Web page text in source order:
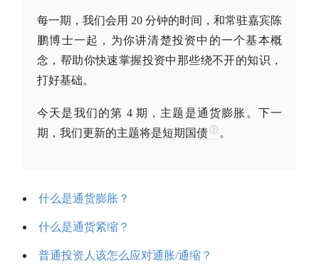
每一期，我们会用 20 分钟的时间，和常驻嘉宾陈
鹏博士一起，为你讲清楚投资中的一个基本概
念，帮助你快速掌握投资中那些绕不开的知识，
打好基础。
今天是我们的第 4 期，主题是通货膨胀。下一
期，我们更新的主题将是短期国债 。
什么是通货膨胀？
什么是通货紧缩？
普通投资人该怎么应对通胀/通缩？